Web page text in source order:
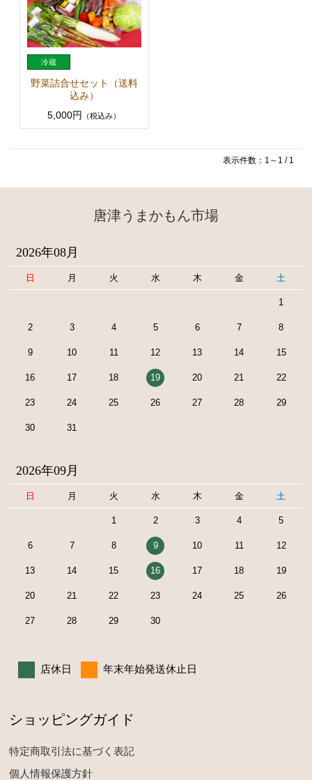
野菜詰合せセット（送料
込み）
5,000円
（税込み）
表示件数：1～1 / 1
唐津うまかもん市場
2026年08月
日 月 火 水 木 金 土
1
2 3 4 5 6 7 8
9 10 11 12 13 14 15
16 17 18 19 20 21 22
23 24 25 26 27 28 29
30 31
2026年09月
日 月 火 水 木 金 土
1 2 3 4 5
6 7 8 9 10 11 12
13 14 15 16 17 18 19
20 21 22 23 24 25 26
27 28 29 30
店休日 年末年始発送休止日
ショッピングガイド
特定商取引法に基づく表記
個人情報保護方針